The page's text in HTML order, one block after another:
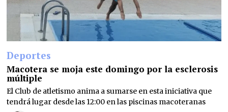
Deportes
Macotera se moja este domingo por la esclerosis
múltiple
El Club de atletismo anima a sumarse en esta iniciativa que
tendrá lugar desde las 12:00 en las piscinas macoteranas